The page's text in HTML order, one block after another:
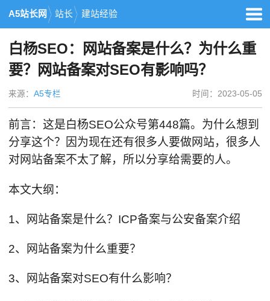
A5站长网 站长 建站经验
白杨SEO：网站备案是什么？为什么重
要？网站备案对SEO有影响吗？
来源： A5专栏 时间：2023-05-05
前言：这是白杨SEO公众号第448篇。为什么想到
分享这个？因为现在还有很多人要做网站，很多人
对网站备案不太了解，所以分享给需要的人。
本文大纲：
1、网站备案是什么？ICP备案与公安备案介绍
2、网站备案为什么重要？
3、网站备案对SEO有什么影响？